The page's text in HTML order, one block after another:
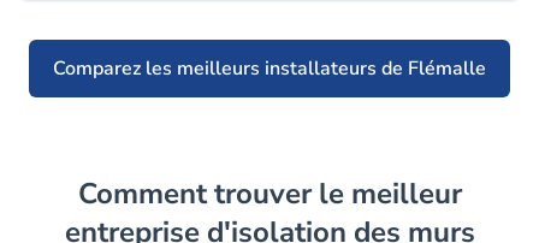
Comparez les meilleurs installateurs de Flémalle
Comment trouver le meilleur
entreprise d'isolation des murs